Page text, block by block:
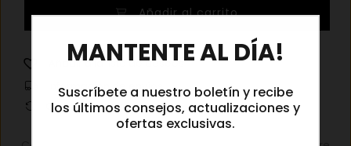
Laurent
007
cantidad
Añadir al carrito
Añadir a la lista de deseos
Información de envíos
Cambios y devoluciones
MANTENTE AL DÍA!
Suscríbete a nuestro boletín y recibe
los últimos consejos, actualizaciones y
ofertas exclusivas.